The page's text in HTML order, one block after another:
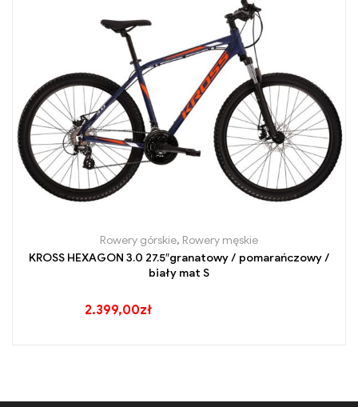
Rowery górskie, Rowery męskie
KROSS HEXAGON 3.0 27.5″granatowy / pomarańczowy /
biały mat S
2.399,00zł